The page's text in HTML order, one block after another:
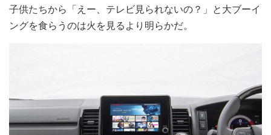
子供たちから「えー、テレビ見られないの？」と大ブーイ
ングを食らうのは火を見るより明らかだ。